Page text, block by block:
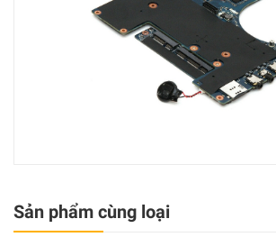
Sản phẩm cùng loại